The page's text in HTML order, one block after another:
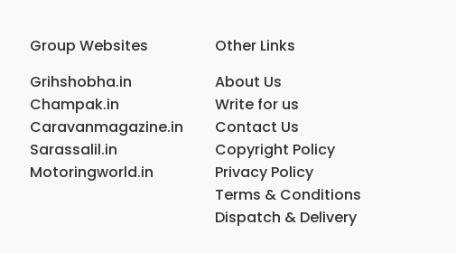
Group Websites
Grihshobha.in
Champak.in
Caravanmagazine.in
Sarassalil.in
Motoringworld.in
Other Links
About Us
Write for us
Contact Us
Copyright Policy
Privacy Policy
Terms & Conditions
Dispatch & Delivery